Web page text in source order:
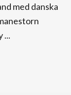
med danska
...